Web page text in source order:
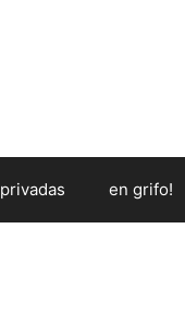
en grifo!